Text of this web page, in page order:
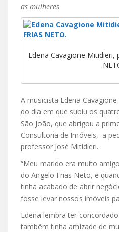
as mulheres
Edena Cavagione Mitidieri,
A musicista Edena
do dia em que subiu os
São João, que abrigou a
Consultoria de Imóveis, a
professor José Mitidieri.
“Meu marido era muito
do Angelo Frias Neto, e
tinha acabado de abrir
fosse levar nossos imóveis
Edena lembra ter
também tinha amizade de